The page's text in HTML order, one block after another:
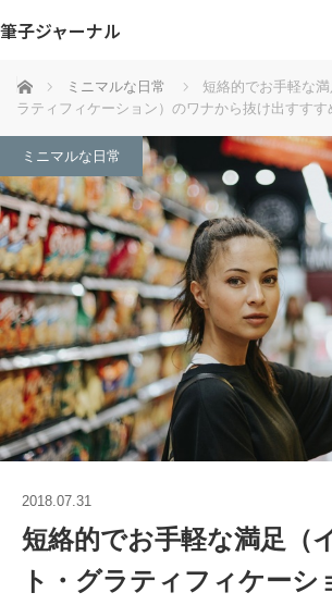
筆子ジャーナル
ホーム ミニマルな日常
短絡的でお手軽な
ラティフィケーション）のワナから抜け出すすす
ミニマルな日常
2018.07.31
短絡的でお手軽な満足（
ト・グラティフィケーシ